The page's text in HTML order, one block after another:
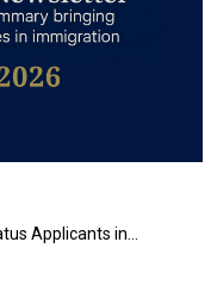
Applicants in…